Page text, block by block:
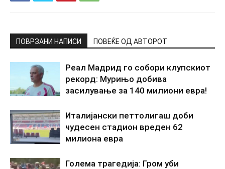
ПОВРЗАНИ НАПИСИ ПОВЕЌЕ ОД АВТОРОТ
Реал Мадрид го собори клупскиот
рекорд: Мурињо добива
засилување за 140 милиони евра!
Италијански петтолигаш доби
чудесен стадион вреден 62
милиона евра
Голема трагедија: Гром уби